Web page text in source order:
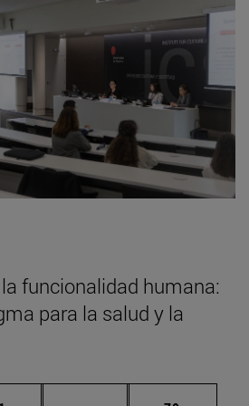
funcionalidad humana:
para la salud y la